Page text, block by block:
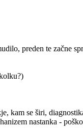
preden te začne
kam se širi,
nastanka -